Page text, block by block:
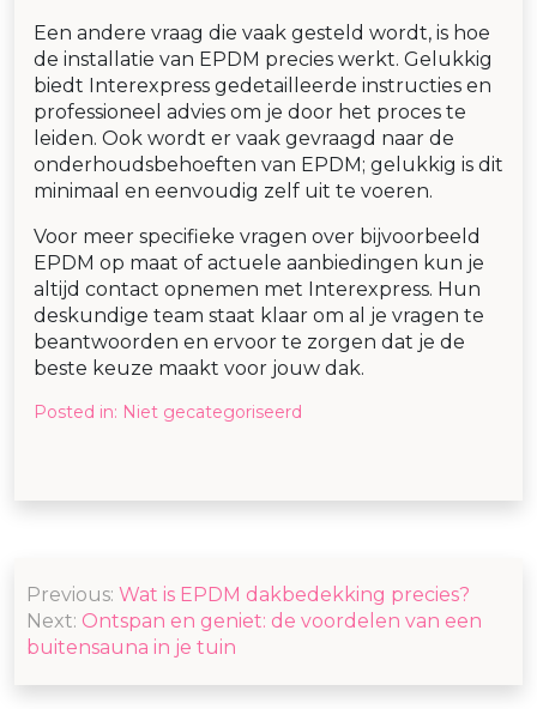
Een andere vraag die vaak gesteld wordt, is hoe
de installatie van EPDM precies werkt. Gelukkig
biedt Interexpress gedetailleerde instructies en
professioneel advies om je door het proces te
leiden. Ook wordt er vaak gevraagd naar de
onderhoudsbehoeften van EPDM; gelukkig is dit
minimaal en eenvoudig zelf uit te voeren.
Voor meer specifieke vragen over bijvoorbeeld
EPDM op maat of actuele aanbiedingen kun je
altijd contact opnemen met Interexpress. Hun
deskundige team staat klaar om al je vragen te
beantwoorden en ervoor te zorgen dat je de
beste keuze maakt voor jouw dak.
Posted in: Niet gecategoriseerd
Post
navigation
Previous: Wat is EPDM dakbedekking precies?
Next: Ontspan en geniet: de voordelen van een
buitensauna in je tuin